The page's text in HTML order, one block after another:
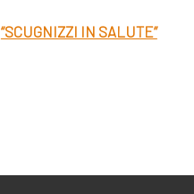
“SCUGNIZZI IN SALUTE”